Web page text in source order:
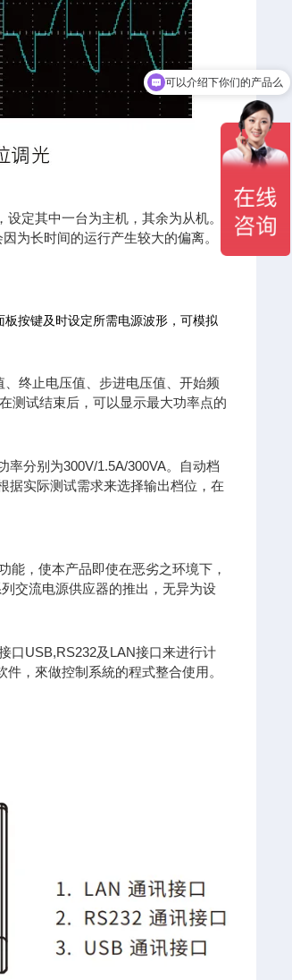
定其中一台为主机，其余为从机。
为长时间的运行产生较大的偏离。
按键及时设定所需电源波形，可模拟
终止电压值、步进电压值、开始频
测试结束后，可以显示最大功率点的
率分别为300V/1.5A/300VA。自动档
据实际测试需求来选择输出档位，在
能，使本产品即使在恶劣之环境下，
交流电源供应器的推出，无异为设
口USB,RS232及LAN接口来进行计
，來做控制系統的程式整合使用。
可以介绍下你们的产品么